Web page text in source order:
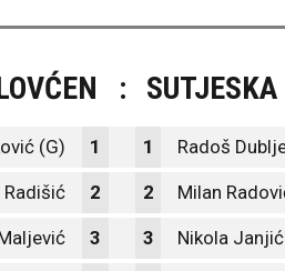
: SUTJESKA
(G) 1 1 Radoš
2 2 Milan
3 3 Nikola Janjić